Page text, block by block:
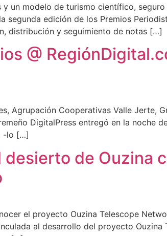
un modelo de turismo científico,
edición de los Premios
distribución y seguimiento de notas […]
@
Agrupación Cooperativas Valle Jerte,
DigitalPress entregó en la noche
-lo […]
de Ouzina
el proyecto Ouzina Telescope
al desarrollo del proyecto Ouzina